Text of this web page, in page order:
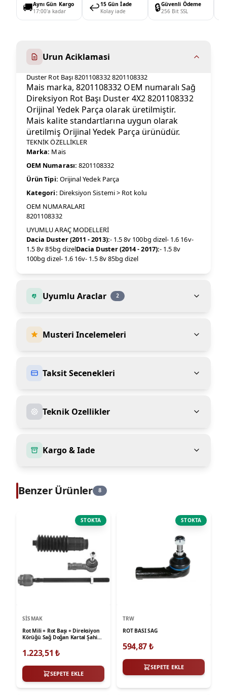
🚚Aynı Gün Kargo
17:00'a kadar
↩️15 Gün İade
Kolay iade
🔒Güvenli Ödeme
256 Bit SSL
Urun Aciklamasi
Duster Rot Başı 8201108332 8201108332
Mais marka, 8201108332 OEM numaralı Sağ
Direksiyon Rot Başı Duster 4X2 8201108332
Orijinal Yedek Parça olarak üretilmiştir.
Mais kalite standartlarına uygun olarak
üretilmiş Orijinal Yedek Parça ürünüdür.
TEKNİK ÖZELLİKLER
Marka: Mais
OEM Numarası: 8201108332
Ürün Tipi: Orijinal Yedek Parça
Kategori: Direksiyon Sistemi > Rot kolu
OEM NUMARALARI
8201108332
UYUMLU ARAÇ MODELLERİ
Dacia Duster (2011 - 2013):- 1.5 8v 100bg dizel- 1.6 16v-
1.5 8v 85bg dizelDacia Duster (2014 - 2017):- 1.5 8v
100bg dizel- 1.6 16v- 1.5 8v 85bg dizel
Uyumlu Araclar 2
Musteri Incelemeleri
Taksit Secenekleri
Teknik Ozellikler
Kargo & Iade
Benzer Ürünler 8
STOKTA
SISMAK
Rot Mili + Rot Başı + Direksiyon
Körüğü Sağ Doğan Kartal Şahin
1.223,51 ₺
SEPETE EKLE
STOKTA
TRW
ROT BASI SAG
594,87₺
SEPETE EKLE